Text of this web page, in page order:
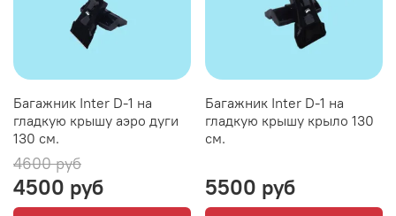
Багажник Inter D-1 на
гладкую крышу аэро дуги
130 см.
4600 руб
4500 руб
Багажник Inter D-1 на
гладкую крышу крыло 130
см.
5500 руб